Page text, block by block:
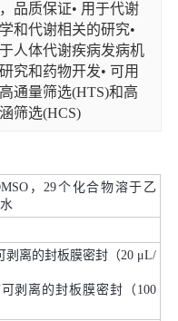
品质保证• 用于代谢
和代谢相关的研究•
人体代谢疾病发病机
究和药物开发• 可用
通量筛选(HTS)和高
筛选(HCS)
，29个化合物溶于乙
剥离的封板膜密封（20 μL/
剥离的封板膜密封（100